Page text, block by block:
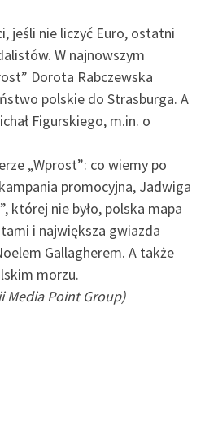
jeśli nie liczyć Euro, ostatni
W najnowszym
Dorota Rabczewska
polskie do Strasburga. A
Figurskiego, m.in. o
„Wprost”: co wiemy po
promocyjna, Jadwiga
której nie było, polska mapa
i największa gwiazda
Gallagherem. A także
morzu.
Media Point Group)